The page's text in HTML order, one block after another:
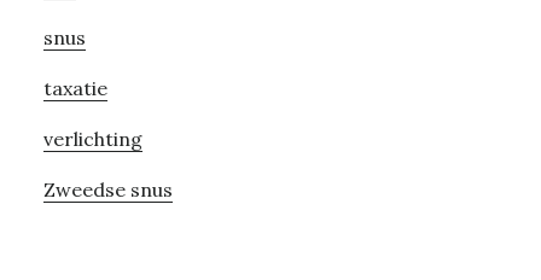
snus
taxatie
verlichting
Zweedse snus